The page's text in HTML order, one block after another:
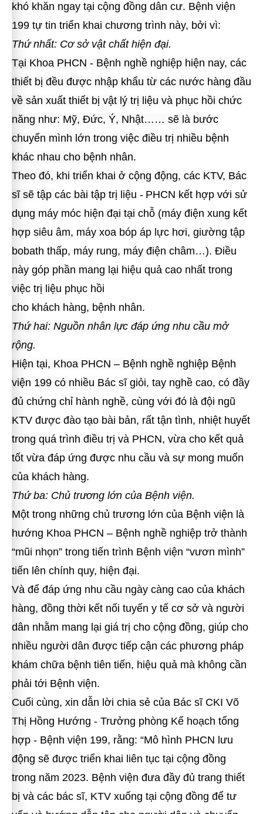
khó khăn ngay tại cộng đồng dân cư. Bệnh viện
199 tự tin triển khai chương trình này, bởi vì:
Thứ nhất: Cơ sở vật chất hiện đại.
Tại Khoa PHCN - Bệnh nghề nghiệp hiện nay, các
thiết bị đều được nhập khẩu từ các nước hàng đầu
về sản xuất thiết bị vật lý trị liệu và phục hồi chức
năng như: Mỹ, Đức, Ý, Nhật…… sẽ là bước
chuyển mình lớn trong việc điều trị nhiều bệnh
khác nhau cho bệnh nhân.
Theo đó, khi triển khai ở cộng động, các KTV, Bác
sĩ sẽ tập các bài tập trị liệu - PHCN kết hợp với sử
dụng máy móc hiện đại tại chỗ (máy điện xung kết
hợp siêu âm, máy xoa bóp áp lực hơi, giường tập
bobath thấp, máy rung, máy điện châm…). Điều
này góp phần mang lại hiệu quả cao nhất trong
việc trị liệu phục hồi
cho khách hàng, bệnh nhân.
Thứ hai: Nguồn nhân lực đáp ứng nhu cầu mở
rộng.
Hiện tại, Khoa PHCN – Bệnh nghề nghiệp Bệnh
viện 199 có nhiều Bác sĩ giỏi, tay nghề cao, có đầy
đủ chứng chỉ hành nghề, cùng với đó là đội ngũ
KTV được đào tạo bài bản, rất tận tình, nhiệt huyết
trong quá trình điều trị và PHCN, vừa cho kết quả
tốt vừa đáp ứng được nhu cầu và sự mong muốn
của khách hàng.
Thứ ba: Chủ trương lớn của Bệnh viện.
Một trong những chủ trương lớn của Bệnh viện là
hướng Khoa PHCN – Bệnh nghề nghiệp trở thành
“mũi nhọn” trong tiến trình Bệnh viện “vươn mình”
tiến lên chính quy, hiện đại.
Và để đáp ứng nhu cầu ngày càng cao của khách
hàng, đồng thời kết nối tuyến y tế cơ sở và người
dân nhằm mang lại giá trị cho cộng đồng, giúp cho
nhiều người dân được tiếp cận các phương pháp
khám chữa bệnh tiên tiến, hiệu quả mà không cần
phải tới Bệnh viện.
Cuối cùng, xin dẫn lời chia sẻ của Bác sĩ CKI Võ
Thị Hồng Hướng - Trưởng phòng Kế hoạch tổng
hợp - Bệnh viện 199, rằng: “Mô hình PHCN lưu
động sẽ được triển khai liên tục tại cộng đồng
trong năm 2023. Bệnh viện đưa đầy đủ trang thiết
bị và các bác sĩ, KTV xuống tại cộng đồng để tư